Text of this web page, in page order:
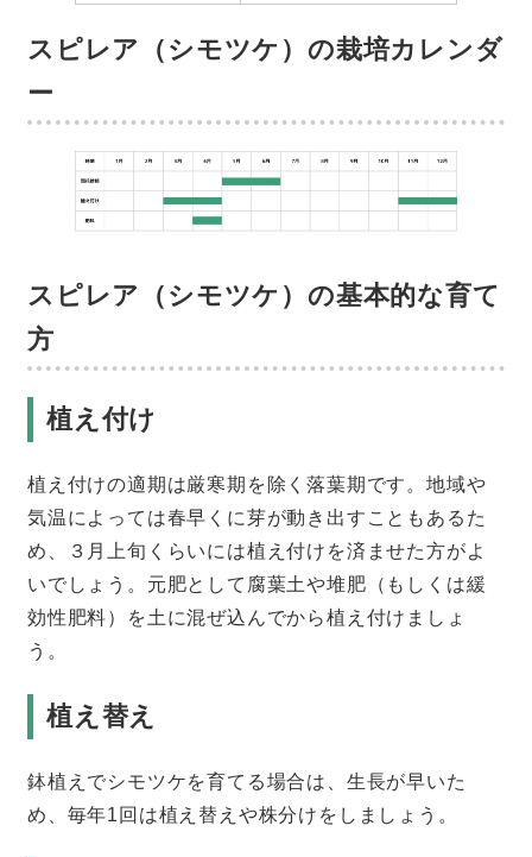
スピレア（シモツケ）の栽培カレンダ
ー
スピレア（シモツケ）の基本的な育て
方
植え付け
植え付けの適期は厳寒期を除く落葉期です。地域や
気温によっては春早くに芽が動き出すこともあるた
め、３月上旬くらいには植え付けを済ませた方がよ
いでしょう。元肥として腐葉土や堆肥（もしくは緩
効性肥料）を土に混ぜ込んでから植え付けましょ
う。
植え替え
鉢植えでシモツケを育てる場合は、生長が早いた
め、毎年1回は植え替えや株分けをしましょう。